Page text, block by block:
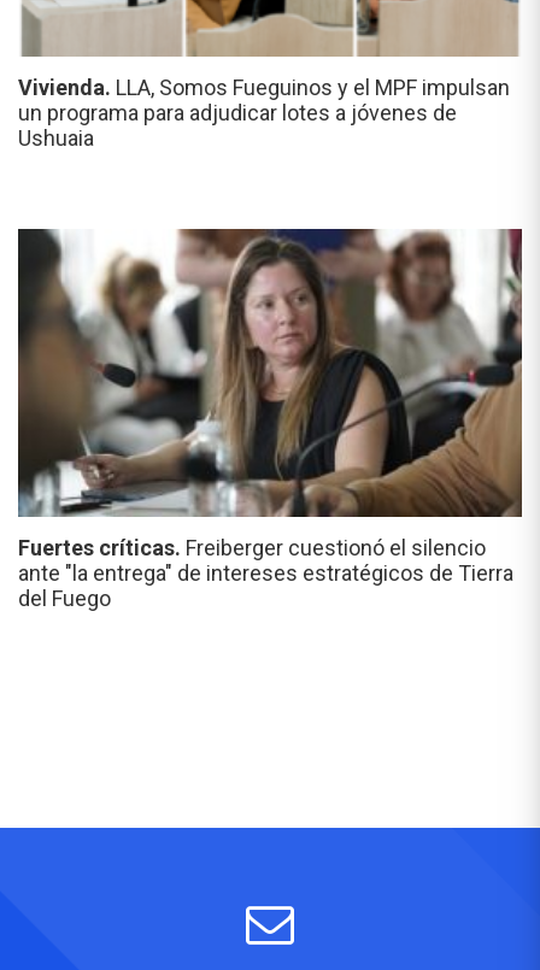
Vivienda. LLA, Somos Fueguinos y el MPF impulsan
un programa para adjudicar lotes a jóvenes de
Ushuaia
Fuertes críticas. Freiberger cuestionó el silencio
ante "la entrega" de intereses estratégicos de Tierra
del Fuego